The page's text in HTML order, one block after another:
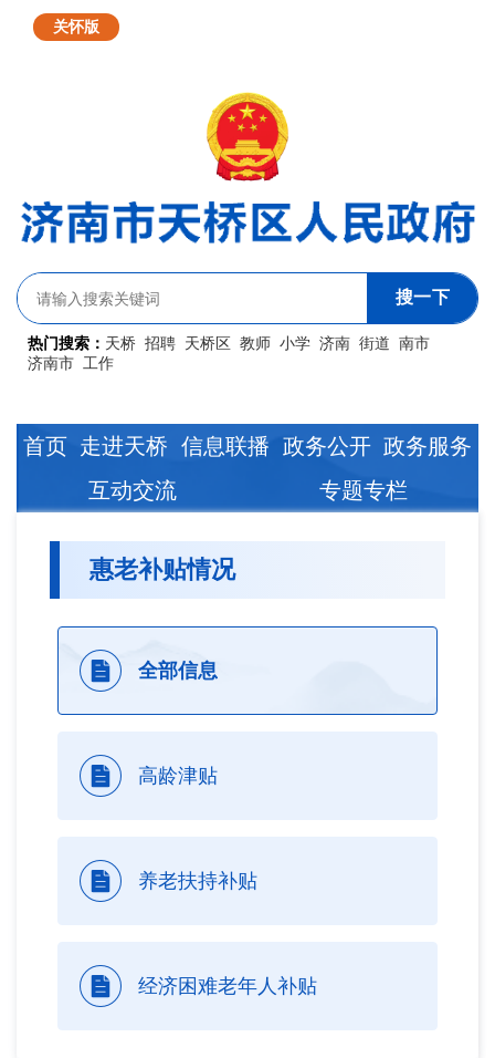
关怀版
搜一下
热门搜索： 天桥 招聘 天桥区 教师 小学 济南 街道 南市
济南市 工作
首页 走进天桥 信息联播 政务公开 政务服务
互动交流
专题专栏
惠老补贴情况
全部信息
高龄津贴
养老扶持补贴
经济困难老年人补贴